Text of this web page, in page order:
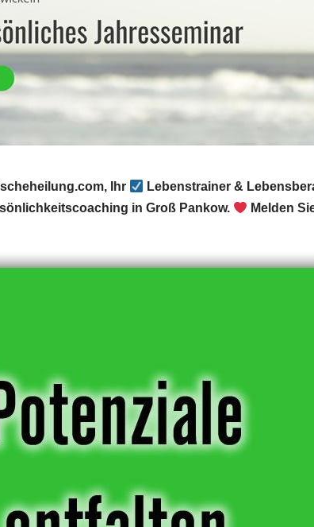
Ihr Lebenstrainer &
in Groß Pankow.
Melden